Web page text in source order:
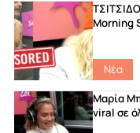
Morning
Νέα
Μαρία
viral σε